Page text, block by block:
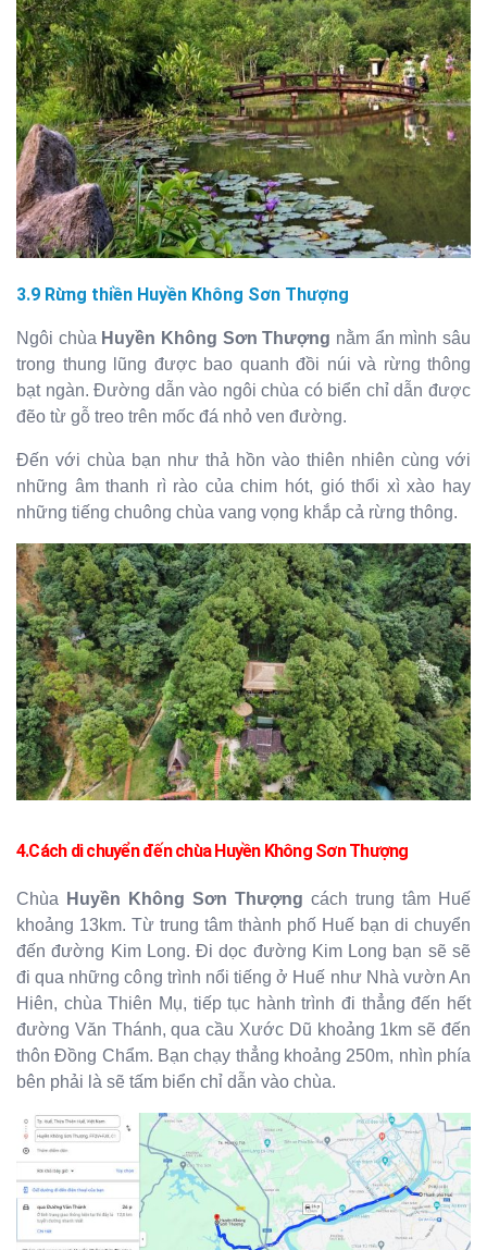
3.9 Rừng thiền Huyền Không Sơn Thượng
Ngôi chùa Huyền Không Sơn Thượng nằm ẩn mình sâu
trong thung lũng được bao quanh đồi núi và rừng thông
bạt ngàn. Đường dẫn vào ngôi chùa có biển chỉ dẫn được
đẽo từ gỗ treo trên mốc đá nhỏ ven đường.
Đến với chùa bạn như thả hồn vào thiên nhiên cùng với
những âm thanh rì rào của chim hót, gió thổi xì xào hay
những tiếng chuông chùa vang vọng khắp cả rừng thông.
4.Cách di chuyển đến chùaHuyền Không Sơn Thượng
Chùa Huyền Không Sơn Thượng cách trung tâm Huế
khoảng 13km. Từ trung tâm thành phố Huế bạn di chuyển
đến đường Kim Long. Đi dọc đường Kim Long bạn sẽ sẽ
đi qua những công trình nổi tiếng ở Huế như Nhà vườn An
Hiên, chùa Thiên Mụ, tiếp tục hành trình đi thẳng đến hết
đường Văn Thánh, qua cầu Xước Dũ khoảng 1km sẽ đến
thôn Đồng Chẩm. Bạn chạy thẳng khoảng 250m, nhìn phía
bên phải là sẽ tấm biển chỉ dẫn vào chùa.